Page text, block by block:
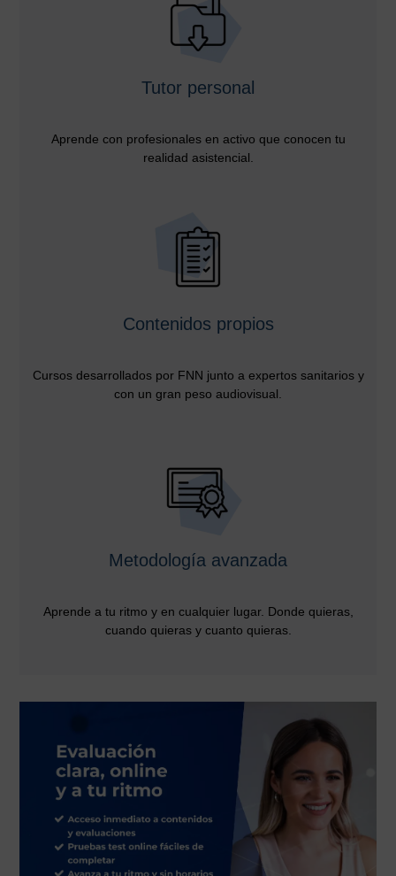
Tutor personal
Aprende con profesionales en activo que conocen tu
realidad asistencial.
Contenidos propios
Cursos desarrollados por FNN junto a expertos sanitarios y
con un gran peso audiovisual.
Metodología avanzada
Aprende a tu ritmo y en cualquier lugar. Donde quieras,
cuando quieras y cuanto quieras.